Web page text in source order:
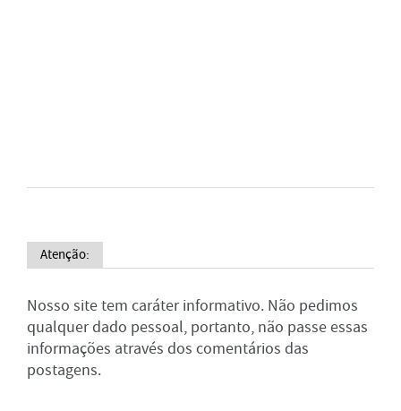
Atenção:
Nosso site tem caráter informativo. Não pedimos
qualquer dado pessoal, portanto, não passe essas
informações através dos comentários das
postagens.